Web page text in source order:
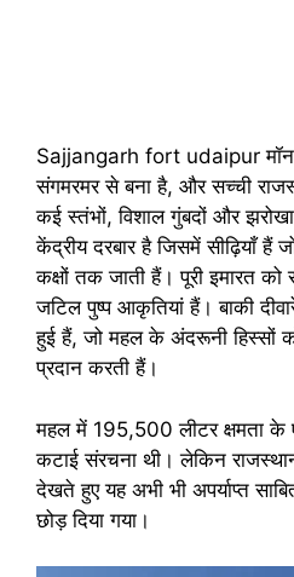
Sajjangarh fort udaipur
संगमरमर से बना है, और सच्ची
कई स्तंभों, विशाल गुंबदों और
केंद्रीय दरबार है जिसमें सीढ़ियाँ हैं
कक्षों तक जाती हैं। पूरी इमारत को
जटिल पुष्प आकृतियां हैं। बाकी
हुई हैं, जो महल के अंदरूनी हिस्सों
प्रदान करती हैं।
महल में 195,500 लीटर क्षमता
कटाई संरचना थी। लेकिन
देखते हुए यह अभी भी अपर्याप्त
छोड़ दिया गया।